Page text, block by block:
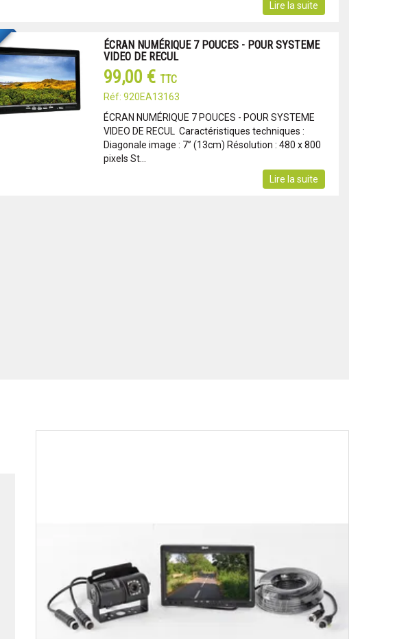
Lire la suite
ÉCRAN NUMÉRIQUE 7 POUCES - POUR SYSTEME
VIDEO DE RECUL
99,00 € TTC
Réf: 920EA13163
ÉCRAN NUMÉRIQUE 7 POUCES - POUR SYSTEME
VIDEO DE RECUL Caractéristiques techniques :
Diagonale image : 7’’ (13cm) Résolution : 480 x 800
pixels St...
Lire la suite